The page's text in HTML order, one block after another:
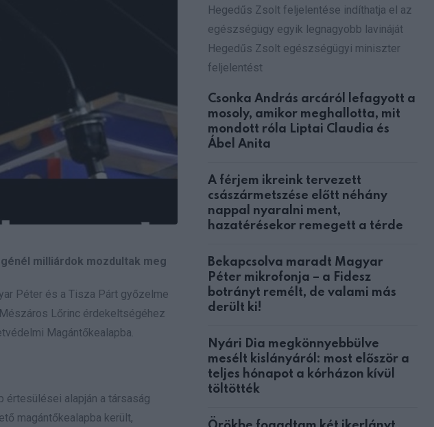
milliárdok mozdultak meg
Péter és a Tisza Párt győzelme
Lőrinc érdekeltségéhez
Magántőkealapba.
értesülései alapján a társaság
magántőkealapba került,
Hegedűs Zsolt feljelentése indíthatja el az
egészségügy egyik legnagyobb lavináját
Hegedűs Zsolt egészségügyi miniszter
feljelentést
Csonka András arcáról lefagyott a
mosoly, amikor meghallotta, mit
mondott róla Liptai Claudia és
Ábel Anita
A férjem ikreink tervezett
császármetszése előtt néhány
nappal nyaralni ment,
hazatérésekor remegett a térde
Bekapcsolva maradt Magyar
Péter mikrofonja – a Fidesz
botrányt remélt, de valami más
derült ki!
Nyári Dia megkönnyebbülve
mesélt kislányáról: most először a
teljes hónapot a kórházon kívül
töltötték